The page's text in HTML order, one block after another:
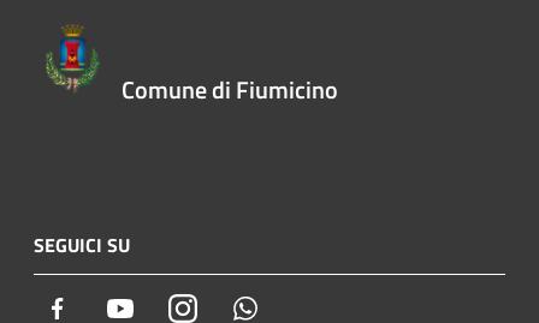
Comune di Fiumicino
SEGUICI SU
Facebook YoutubeInstagram